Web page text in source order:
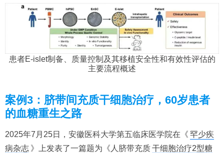
患者E-islet制备、质量控制及其移植安全性和有效性评估的
主要流程概述
案例3：脐带间充质干细胞治疗，60岁患者
的血糖重生之路
2025年7月25日，安徽医科大学第五临床医学院在《 罕少疾
病杂志 》上发表了一篇题为《人脐带充质干细胞治疗2型糖